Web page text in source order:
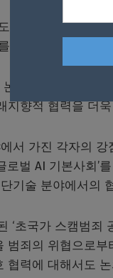
있는 의견을 나
구축하겠다는 우
의한 다양한 분
향적 협력을 더
서 가진 각자의
로벌 AI 기본사회’
기술 분야에서의
‘초국가 스캠범죄
범죄의 위협으로
협력에 대해서도